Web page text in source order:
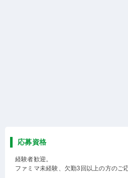
応募資格
経験者歓迎。
ファミマ未経験、欠勤3回以上の方のご